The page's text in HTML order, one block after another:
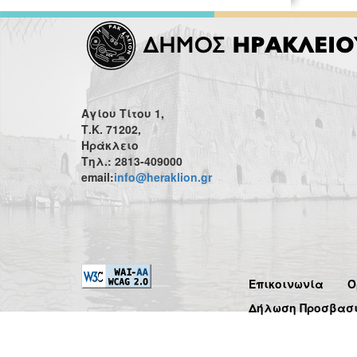
Αγίου Τίτου 1,
Τ.Κ. 71202,
Ηράκλειο
Τηλ.: 2813-409000
email:info@heraklion.gr
Επικοινωνία
Δήλωση